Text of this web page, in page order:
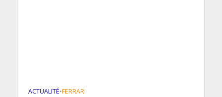
ACTUALITÉ•FERRARI